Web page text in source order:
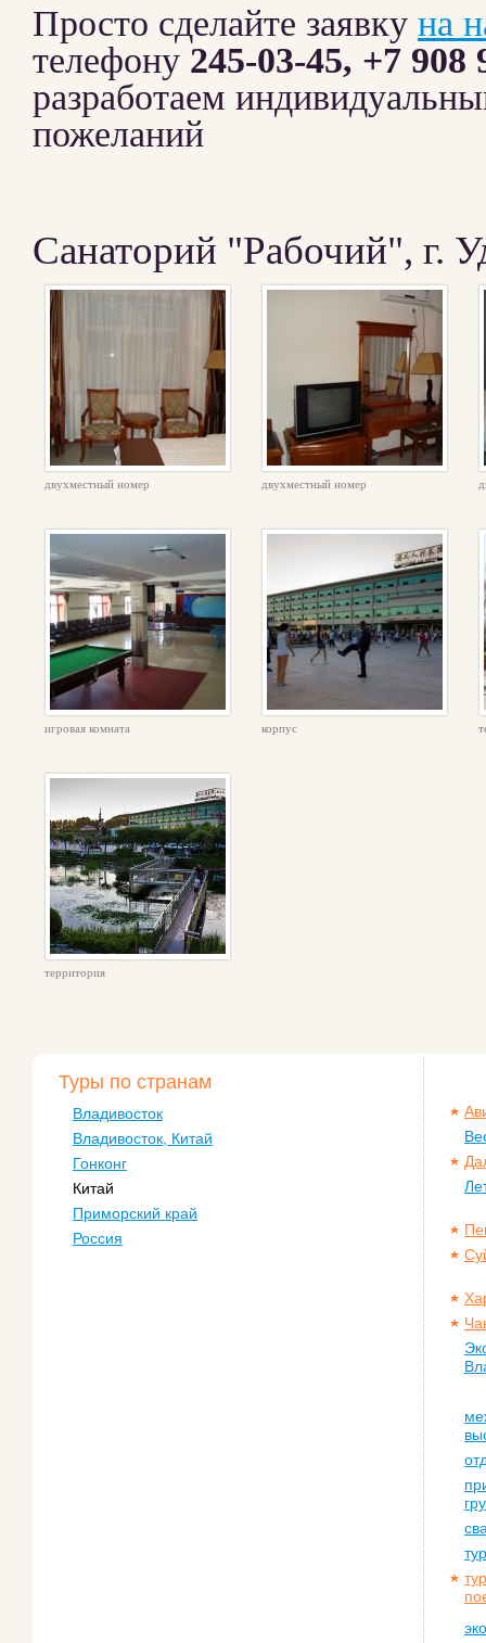
Просто сделайте заявку на
телефону 245-03-45, +7 908
разработаем
пожеланий
Санаторий "Рабочий", г.
двухместный номер двухместный номер
игровая комната корпус
территория
Туры по странам
Владивосток
Владивосток, Китай
Гонконг
Китай
Приморский край
Россия